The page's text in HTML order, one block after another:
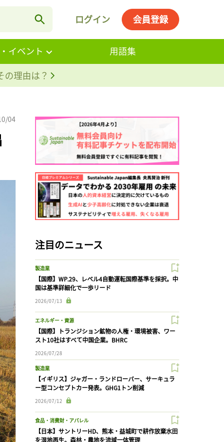
ログイン 会員登録
イベント
用語集
理由は？
04
注目のニュース
製造業
【国際】WP.29、レベル4自動運転国際基準を採択。中
国は基準詳細化で一歩リード
2026/07/13
エネルギー・資源
【国際】トランジション鉱物の人権・環境被害、ワー
スト10社はすべて中国企業。BHRC
2026/07/28
製造業
【イギリス】ジャガー・ランドローバー、サーキュラ
ー型コンセプトカー発表。GHG1トン削減
2026/07/12
食品・消費財・アパレル
【日本】サントリーHD、熊本・益城町で耕作放棄水田
を湿地再生。森林・農地を流域一体管理